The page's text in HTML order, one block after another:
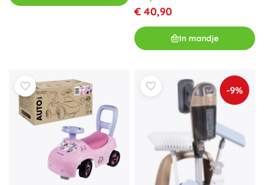
€ 40,90
In mandje
-9%